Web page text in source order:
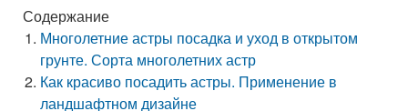
Содержание
Многолетние астры посадка и уход в открытом
грунте. Сорта многолетних астр
Как красиво посадить астры. Применение в
ландшафтном дизайне